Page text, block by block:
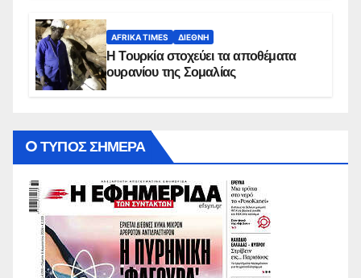
AFRIKA TIMES ΔΙΕΘΝΉ
Η Τουρκία στοχεύει τα αποθέματα
ουρανίου της Σομαλίας
O ΤΥΠΟΣ ΣΗΜΕΡΑ